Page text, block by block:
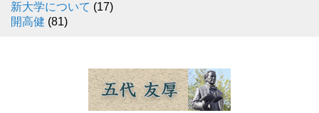
新大学について (17)
開高健 (81)